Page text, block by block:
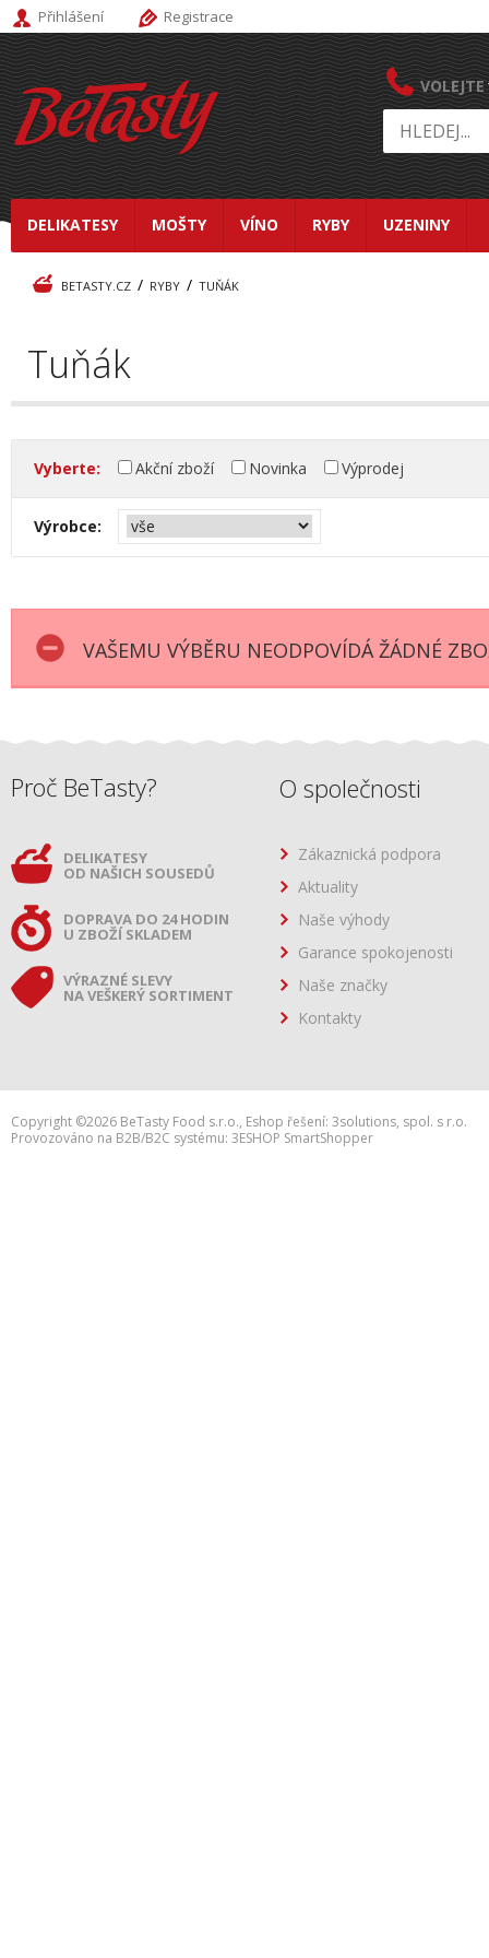
Přihlášení Registrace
VOLEJTE
DELIKATESY MOŠTY VÍNO RYBY UZENINY
BETASTY.CZ / RYBY / TUŇÁK
Tuňák
Vyberte: Akční zboží Novinka Výprodej
Výrobce:
VAŠEMU VÝBĚRU NEODPOVÍDÁ ŽÁDNÉ
Proč BeTasty?
DELIKATESY
OD NAŠICH SOUSEDŮ
DOPRAVA DO 24 HODIN
U ZBOŽÍ SKLADEM
VÝRAZNÉ SLEVY
NA VEŠKERÝ SORTIMENT
O společnosti
Zákaznická podpora
Aktuality
Naše výhody
Garance spokojenosti
Naše značky
Kontakty
Copyright ©2026 BeTasty Food s.r.o., Eshop řešení: 3solutions, spol. s r.o.
Provozováno na B2B/B2C systému: 3ESHOP SmartShopper